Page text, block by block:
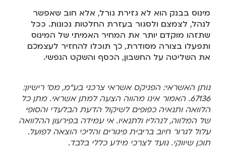
מינוס בבנק הוא לא גזירת גורל, אלא חוב שאפשר
לנהל, לצמצם ולסגור בעזרת החלטות נכונות. ככל
שתזהו מוקדם יותר את המחיר האמיתי של המינוס
ותפעלו בצורה מסודרת, כך תוכלו להחזיר לעצמכם
את השליטה על החשבון, הכסף והשקט הנפשי.
נותן האשראי: הפניקס אשראי צרכני בע"מ, מס' רישיון:
67136. האמור אינו מהווה הצעה למתן אשראי. מתן כל
הלוואה ותנאיה כפופים לשיקול הדעת הבלעדי והסופי
של המלווה, לנהליו ולתנאיו. אי עמידה בפירעון ההלוואה
עלול לגרור חיוב בריבית פיגורים והליכי הוצאה לפועל.
תוכן שיווקי. נועד לצרכי מידע כללי בלבד.